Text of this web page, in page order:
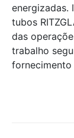
energizadas.
tubos
das
trabalho
fornecimento